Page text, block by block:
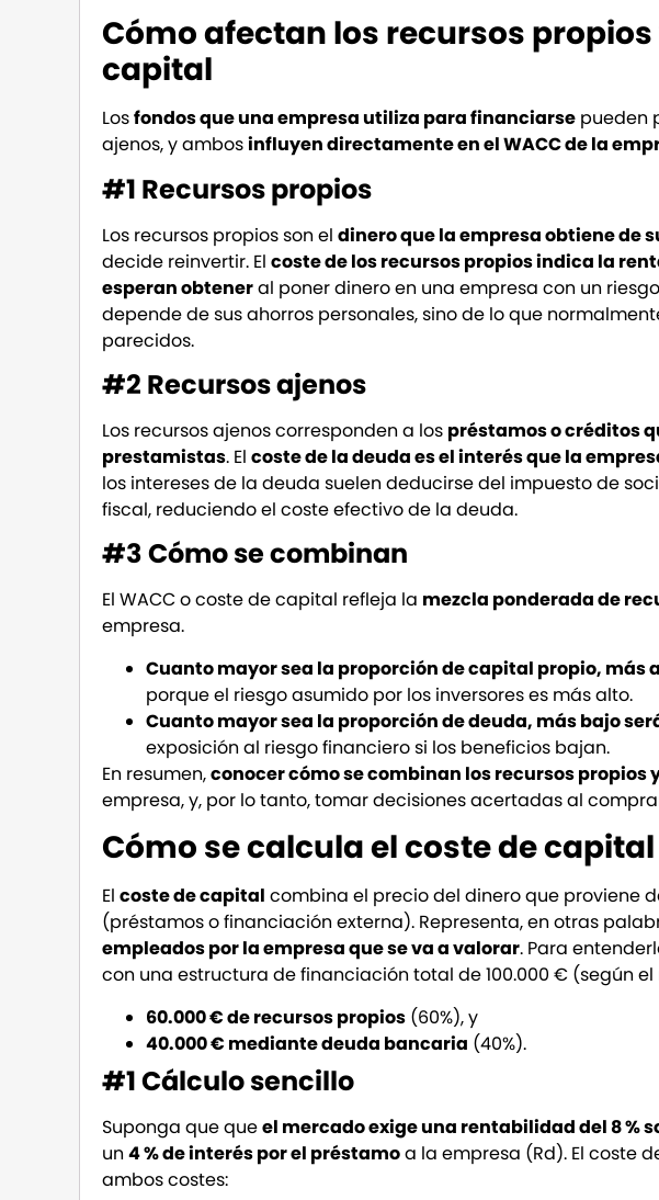
Cómo afectan los recursos
capital
Losfondos que una empresa utiliza para financiarse pueden
ajenos, y ambosinfluyen directamente en el WACC de la
#1 Recursos propios
Los recursos propios son el dinero que la empresa obtiene de
decide reinvertir. El coste de los recursos propios indica la
esperan obteneral poner dinero en una empresa con un
depende de sus ahorros personales, sino de lo que
parecidos.
#2 Recursos ajenos
Los recursos ajenos corresponden a los préstamos o créditos
prestamistas. El coste de la deuda es el interés que la
los intereses de la deuda suelen deducirse del impuesto de
fiscal, reduciendo el coste efectivo de la deuda.
#3 Cómo se combinan
El WACC o coste de capital refleja la mezcla ponderada de
empresa.
Cuanto mayor sea la proporción de capital propio, más
porque el riesgo asumido por los inversores es más alto.
Cuanto mayor sea la proporción de deuda, más bajo
exposición al riesgo financiero si los beneficios bajan.
En resumen,conocer cómo se combinan los recursos propios
empresa, y, por lo tanto, tomar decisiones acertadas al
Cómo se calcula el coste de capital
El coste de capital combina el precio del dinero que proviene
(préstamos o financiación externa). Representa, en otras
empleados por la empresa que se va a valorar. Para
con una estructura de financiación total de 100.000 € (según
60.000 € de recursos propios (60%), y
40.000 € mediante deuda bancaria (40%).
#1 Cálculo sencillo
Suponga que queel mercado exige una rentabilidad del 8 %
un4 % de interés por el préstamoa la empresa (Rd). El coste
ambos costes: